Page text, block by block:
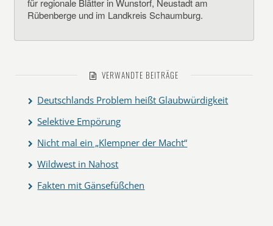
für regionale Blätter in Wunstorf, Neustadt am
Rübenberge und im Landkreis Schaumburg.
VERWANDTE BEITRÄGE
Deutschlands Problem heißt Glaubwürdigkeit
Selektive Empörung
Nicht mal ein „Klempner der Macht“
Wildwest in Nahost
Fakten mit Gänsefüßchen